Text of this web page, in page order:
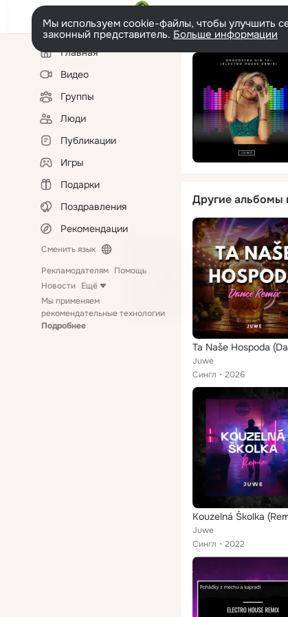
Мы используем cookie-файлы, чтобы улучшить
законный представитель. Больше информации
Левая
колонкаГлавная
Видео
Группы
Люди
Публикации
Игры
Подарки
Поздравления
Рекомендации
Сменить язык
Рекламодателям Помощь
Новости Ещё
Мы применяем
рекомендательные технологии
Подробнее
Другие альбомы
Juwe
Сингл
2026
Kouzelná Školka
Juwe
Сингл
2022